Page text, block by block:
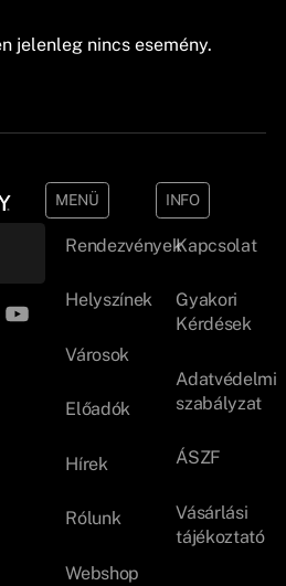
jelenleg nincs esemény.
MENÜ
Rendezvények
Helyszínek
Városok
Előadók
Hírek
Rólunk
Webshop
INFO
Kapcsolat
Gyakori
Kérdések
Adatvédelmi
szabályzat
ÁSZF
Vásárlási
tájékoztató